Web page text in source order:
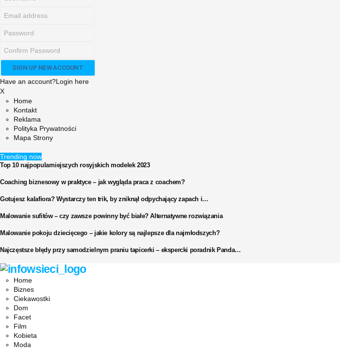
Have an account?Login here
X
Home
Kontakt
Reklama
Polityka Prywatności
Mapa Strony
Trending now
Top 10 najpopularniejszych rosyjskich modelek 2023
Coaching biznesowy w praktyce – jak wygląda praca z coachem?
Gotujesz kalafiora? Wystarczy ten trik, by zniknął odpychający zapach i…
Malowanie sufitów – czy zawsze powinny być białe? Alternatywne rozwiązania
Malowanie pokoju dziecięcego – jakie kolory są najlepsze dla najmłodszych?
Najczęstsze błędy przy samodzielnym praniu tapicerki – ekspercki poradnik Panda…
Facebook
Twitter
Instagram
Pinterest
Youtube
Snapchat
Home
Biznes
Ciekawostki
Dom
Facet
Film
Kobieta
Moda